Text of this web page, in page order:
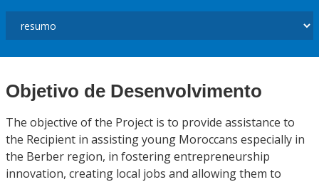
Objetivo de Desenvolvimento
The objective of the Project is to provide assistance to
the Recipient in assisting young Moroccans especially in
the Berber region, in fostering entrepreneurship
innovation, creating local jobs and allowing them to